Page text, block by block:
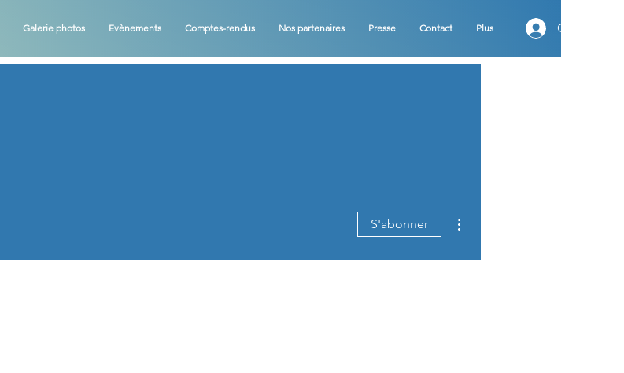
Galerie photos Evènements Comptes-rendus Nos partenaires Presse Contact Plus Connexion
S'abonner